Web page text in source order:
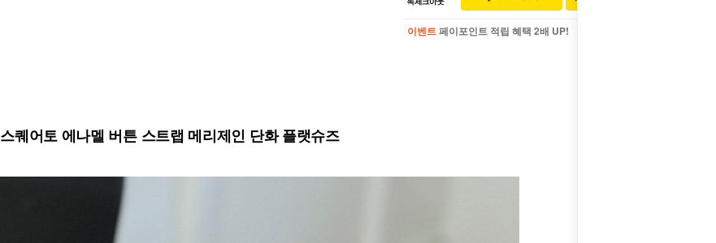
이벤트 페이포인트 적립 혜택 2배 UP!
스퀘어토 에나멜 버튼 스트랩 메리제인 단화 플랫슈즈